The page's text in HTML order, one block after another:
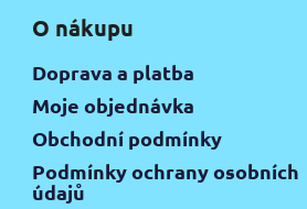
O nákupu
Doprava a platba
Moje objednávka
Obchodní podmínky
Podmínky ochrany osobních
údajů